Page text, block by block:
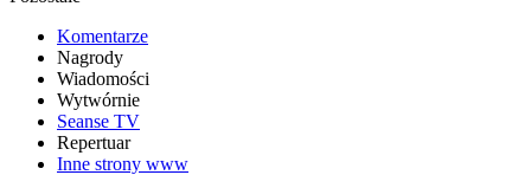
Komentarze
Nagrody
Wiadomości
Wytwórnie
Seanse TV
Repertuar
Inne strony www